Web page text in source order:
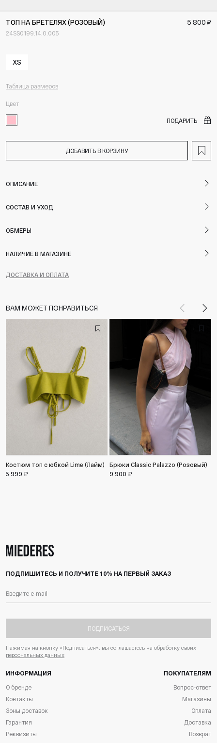
ТОП НА БРЕТЕЛЯХ (РОЗОВЫЙ)
24SS0199.14.0.005
5 800 ₽
XS
Таблица размеров
Цвет
ПОДАРИТЬ
ДОБАВИТЬ В КОРЗИНУ
ОПИСАНИЕ
СОСТАВ И УХОД
ОБМЕРЫ
НАЛИЧИЕ В МАГАЗИНЕ
ДОСТАВКА И ОПЛАТА
ВАМ МОЖЕТ ПОНРАВИТЬСЯ Назад
Костюм топ с юбкой Lime (Лайм)
5 999 ₽
Брюки Classic Palazzo (Розовый)
9 900 ₽
ПОДПИШИТЕСЬ И ПОЛУЧИТЕ 10% НА ПЕРВЫЙ ЗАКАЗ
ПОДПИСАТЬСЯ
Нажимая на кнопку «Подписаться», вы соглашаетесь на обработку своих
персональных данных
ИНФОРМАЦИЯ
О бренде
Контакты
Зоны доставок
Гарантия
Реквизиты
ПОКУПАТЕЛЯМ
Вопрос-ответ
Магазины
Оплата
Доставка
Возврат